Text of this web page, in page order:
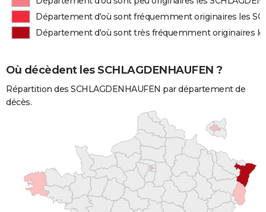
Département d'où sont fréquemment originaires les
Département d'où sont très fréquemment originaires
Où décèdent les SCHLAGDENHAUFEN ?
Répartition des SCHLAGDENHAUFEN par département de
décès.